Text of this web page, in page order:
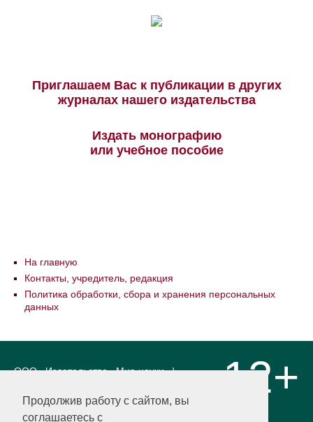
Продолжив работу с сайтом, вы
соглашаетесь с
Приглашаем Вас к публикации в других
журналах нашего издательства
Издать монографию
или учебное пособие
На главную
Контакты, учредитель, редакция
Политика обработки, сбора и хранения персональных
данных
ООО «Издательство «Мир науки» \
LLC Материалы, размещенные на сайте,
охраняются Законом о защите авторских
12+